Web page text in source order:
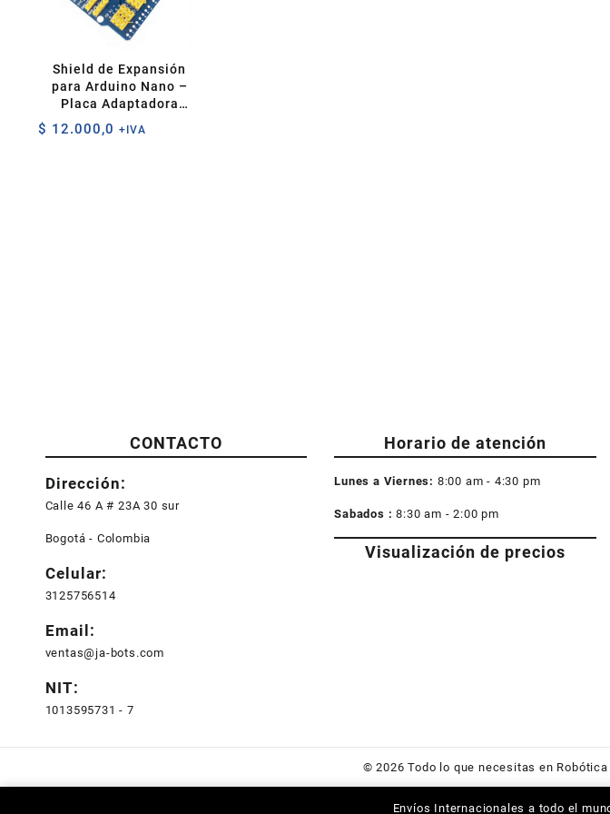
Envíos Internacionales a todo el
Shield de Expansión
para Arduino Nano –
Placa Adaptadora
Multifunción
$ 12.000,0 +IVA
CONTACTO
Dirección:
Calle 46 A # 23A 30 sur
Bogotá - Colombia
Celular:
3125756514
Email:
ventas@ja-bots.com
NIT:
1013595731 - 7
Horario de atención
Lunes a Viernes: 8:00 am - 4:30 pm
Sabados :8:30 am - 2:00 pm
Visualización de precios
© 2026Todo lo que necesitas en